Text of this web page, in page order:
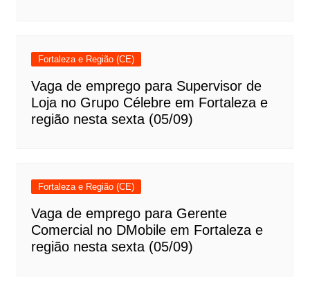
Fortaleza e Região (CE)
Vaga de emprego para Supervisor de
Loja no Grupo Célebre em Fortaleza e
região nesta sexta (05/09)
Fortaleza e Região (CE)
Vaga de emprego para Gerente
Comercial no DMobile em Fortaleza e
região nesta sexta (05/09)